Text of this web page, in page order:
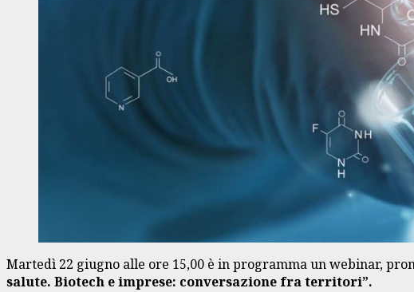
Martedì 22 giugno alle ore 15,00 è in programma un webinar,
salute. Biotech e imprese: conversazione fra territori”.